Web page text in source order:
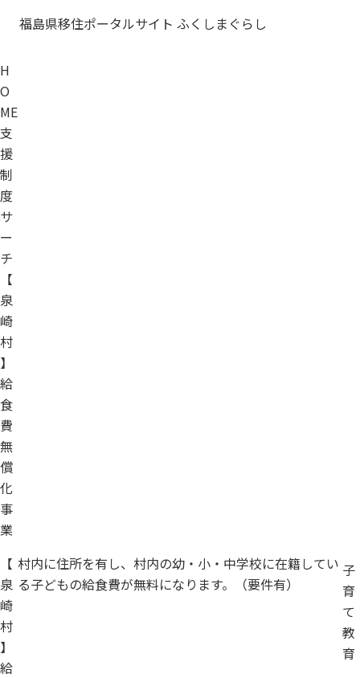
福島県移住ポータルサイト ふくしまぐらし
H
O
ME
支
援
制
度
サ
ー
チ
【
泉
崎
村
】
給
食
費
無
償
化
事
業
【
泉
崎
村
】
給
村内に住所を有し、村内の幼・小・中学校に在籍してい
る子どもの給食費が無料になります。（要件有）
子
育
て
教
育